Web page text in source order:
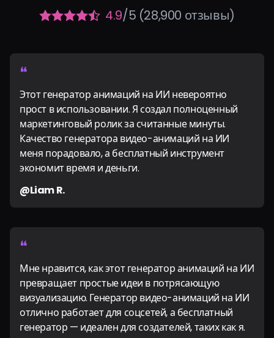
4.9/5 (28,900 отзывы)
❝
Этот генератор анимаций на ИИ невероятно
прост в использовании. Я создал полноценный
маркетинговый ролик за считанные минуты.
Качество генератора видео-анимаций на ИИ
меня порадовало, а бесплатный инструмент
экономит время и деньги.
@Liam R.
❝
Мне нравится, как этот генератор анимаций на ИИ
превращает простые идеи в потрясающую
визуализацию. Генератор видео-анимаций на ИИ
отлично работает для соцсетей, а бесплатный
генератор — идеален для создателей, таких как я.